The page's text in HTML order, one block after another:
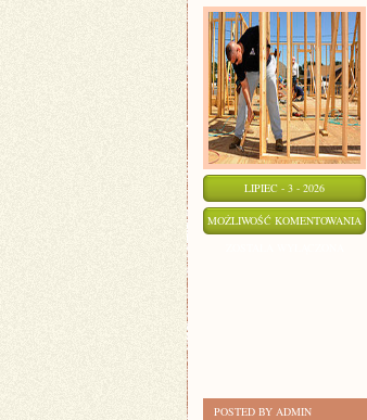
LIPIEC - 3 - 2026
MOŻLIWOŚĆ KOMENTOWANIA
POSTED BY ADMIN